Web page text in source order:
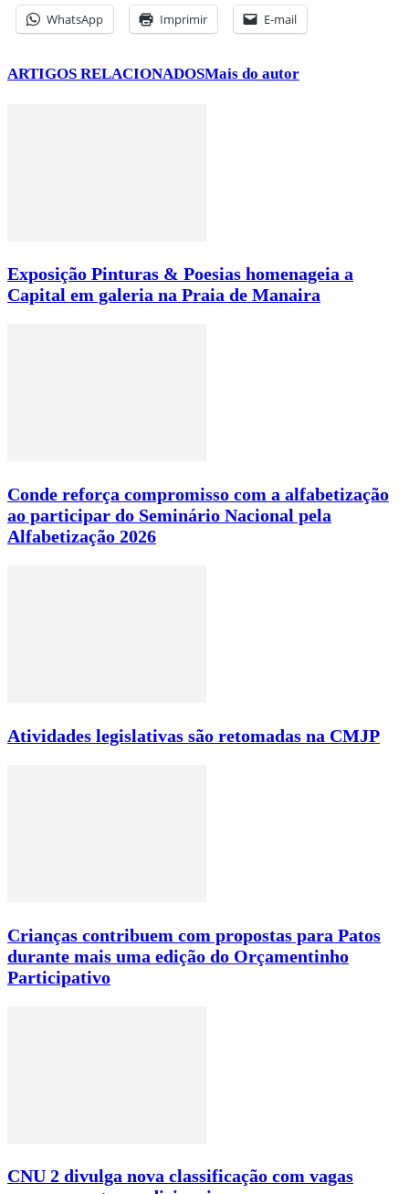
WhatsApp Imprimir E-mail
ARTIGOS RELACIONADOSMais do autor
Exposição Pinturas & Poesias homenageia a
Capital em galeria na Praia de Manaira
Conde reforça compromisso com a alfabetização
ao participar do Seminário Nacional pela
Alfabetização 2026
Atividades legislativas são retomadas na CMJP
Crianças contribuem com propostas para Patos
durante mais uma edição do Orçamentinho
Participativo
CNU 2 divulga nova classificação com vagas